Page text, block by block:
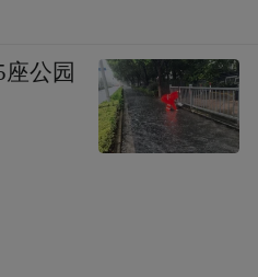
包括在内的视频、图片或音
台“大风号”用户上传并发
空间服务。
(including the videos,
公园